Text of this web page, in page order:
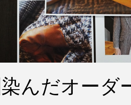
んだオーダ